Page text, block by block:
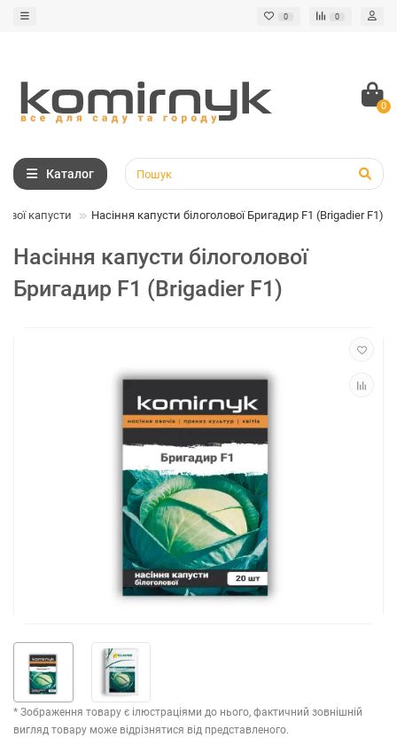
0 0
0
Каталог
капусти Насіння капусти білоголової Бригадир F1 (Brigadier F1)
Насіння капусти білоголової
Бригадир F1 (Brigadier F1)
* Зображення товару є ілюстраціями до нього, фактичний зовнішній
вигляд товару може відрізнятися від представленого.